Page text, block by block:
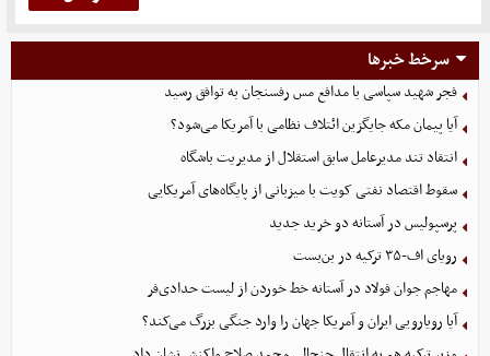
سرخط خبرها
فجر شهید سپاسی با مدافع مس رفسنجان به توافق رسید
آیا پیمان مکه جایگزین ائتلاف نظامی با آمریکا می‌شود؟
انتقاد تند مدیرعامل سابق استقلال از مدیریت باشگاه
سقوط اقتصاد نفتی کویت با میزبانی از پایگاه‌های آمریکایی
پرسپولیس در آستانه دو خرید جدید
رویای اف-۳۵ ترکیه در بن‌بست
مهاجم جوان فولاد در آستانه خط خوردن از لیست حدادی‌فر
آیا رویارویی ایران و آمریکا جهان را وارد جنگی بزرگ می‌کند؟